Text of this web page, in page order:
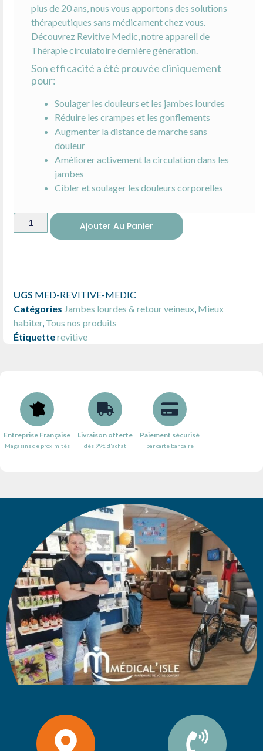
plus de 20 ans, nous vous apportons des solutions
thérapeutiques sans médicament chez vous.
Découvrez Revitive Medic, notre appareil de
Thérapie circulatoire dernière génération.
Son efficacité a été prouvée cliniquement
pour:
Soulager les douleurs et les jambes lourdes
Réduire les crampes et les gonflements
Augmenter la distance de marche sans
douleur
Améliorer activement la circulation dans les
jambes
Cibler et soulager les douleurs corporelles
Ajouter Au Panier
UGS MED-REVITIVE-MEDIC
Catégories Jambes lourdes & retour veineux, Mieux
habiter, Tous nos produits
Étiquetterevitive
Entreprise Française
Magasins de proximités
Livraison offerte
dès 99€ d'achat
Paiement sécurisé
par carte bancaire